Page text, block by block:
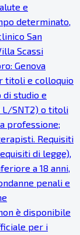
e
determinato,
San
Scassi
Genova
titoli e colloquio
studio e
L/SNT2) o titoli
professione;
Requisiti
di legge),
a 18 anni,
penali e
è disponibile
per i